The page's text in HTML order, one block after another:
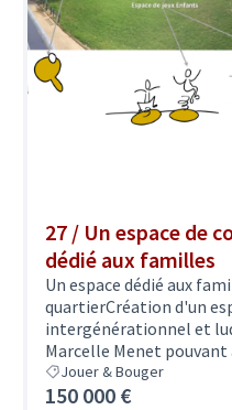
27 / Un espace de
dédié aux familles
Un espace dédié aux
quartierCréation d'un
intergénérationnel et
Marcelle Menet pouvant
Jouer & Bouger
150 000 €